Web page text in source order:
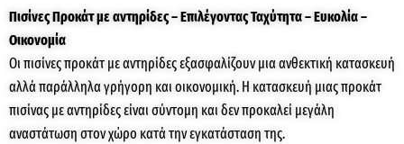
Πισίνες Προκάτ με αντηρίδες – Επιλέγοντας Ταχύτητα – Ευκολία –
Οικονομία
Οι πισίνες προκάτ με αντηρίδες εξασφαλίζουν μια ανθεκτική κατασκευή
αλλά παράλληλα γρήγορη και οικονομική. Η κατασκευή μιας προκάτ
πισίνας με αντηρίδες είναι σύντομη και δεν προκαλεί μεγάλη
αναστάτωση στον χώρο κατά την εγκατάσταση της.